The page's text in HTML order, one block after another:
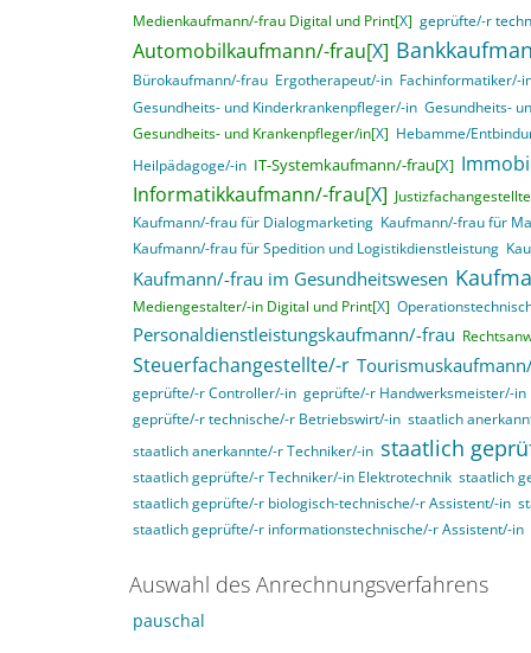
Medienkaufmann/-frau Digital und Print[X] geprüfte/-r
Automobilkaufmann/-frau[X]
Bürokaufmann/-frau Ergotherapeut/-in Fachinformatiker/-
Gesundheits- und Kinderkrankenpfleger/-in Gesundheits-
Gesundheits- und Krankenpfleger/in[X] Hebamme/
Heilpädagoge/-in IT-Systemkaufmann/-frau[X]
Informatikkaufmann/-frau[X]
Kaufmann/-frau für Dialogmarketing Kaufmann/-frau für
Kaufmann/-frau für Spedition und Logistikdienstleistung
Kaufmann/-frau im Gesundheitswesen
Mediengestalter/-in Digital und Print[X]
Personaldienstleistungskaufmann/-frau
Steuerfachangestellte/-r
geprüfte/-r Controller/-in geprüfte/-r Handwerksmeister/-in
geprüfte/-r technische/-r Betriebswirt/-in staatlich
staatlich anerkannte/-r Techniker/-in staatlich
staatlich geprüfte/-r Techniker/-in Elektrotechnik staatlich
staatlich geprüfte/-r biologisch-technische/-r Assistent/-in
staatlich geprüfte/-r informationstechnische/-r Assistent/-in
Auswahl des Anrechnungsverfahrens
pauschal